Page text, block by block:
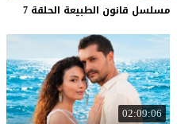
مسلسل قانون الطبيعة الحلقة 7
02:09:06